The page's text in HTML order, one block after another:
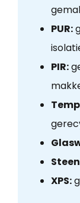
PUR:
PIR:
XPS: